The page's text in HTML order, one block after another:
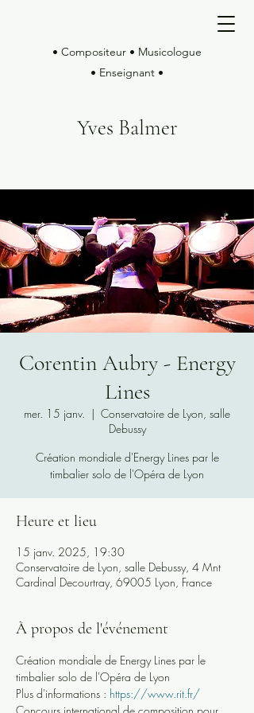
• Compositeur • Musicologue
• Enseignant •
Yves Balmer
Corentin Aubry - Energy
Lines
mer. 15 janv.
  |
Conservatoire de Lyon, salle
Debussy
Création mondiale d'Energy Lines par le
timbalier solo de l'Opéra de Lyon
Heure et lieu
15 janv. 2025, 19:30
Conservatoire de Lyon, salle Debussy, 4 Mnt
Cardinal Decourtray, 69005 Lyon, France
À propos de l'événement
Création mondiale de Energy Lines par le
timbalier solo de l'Opéra de Lyon
Plus d'informations : https://www.rit.fr/